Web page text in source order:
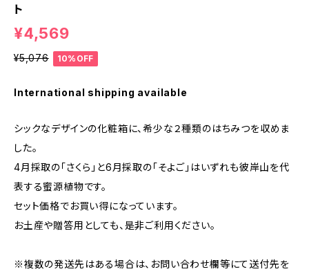
ト
¥4,569
¥5,076 10%OFF
International shipping available
シックなデザインの化粧箱に、希少な２種類のはちみつを収めま
した。
4月採取の「さくら」と6月採取の「そよご」はいずれも彼岸山を代
表する蜜源植物です。
セット価格でお買い得になっています。
お土産や贈答用としても、是非ご利用ください。
※複数の発送先はある場合は、お問い合わせ欄等にて送付先を